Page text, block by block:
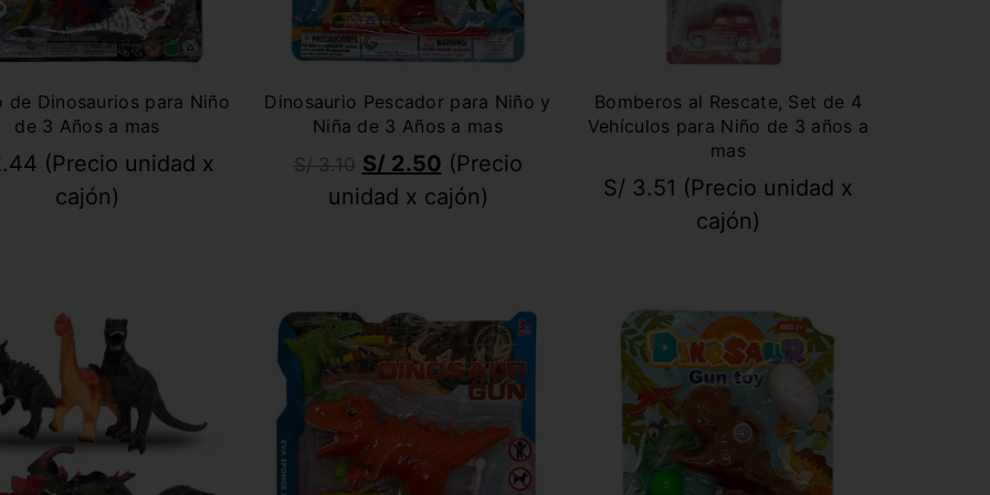
de Dinosaurios para Niño
de 3 Años a mas
(Precio unidad x
cajón)
Dinosaurio Pescador para Niño y
Niña de 3 Años a mas
S/3.10 S/ 2.50 (Precio
unidad x cajón)
Bomberos al Rescate, Set de 4
Vehículos para Niño de 3 años a
mas
S/ 3.51 (Precio unidad x
cajón)